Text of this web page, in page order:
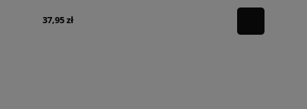
37,95 zł